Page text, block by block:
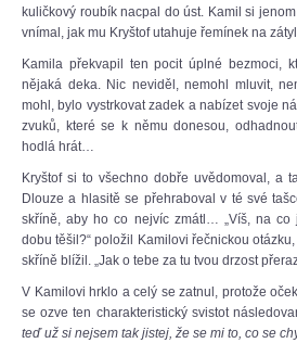
kuličkový roubík nacpal do úst. Kamil si
vnímal, jak mu Kryštof utahuje řemínek na
Kamila překvapil ten pocit úplné bezmoci,
nějaká deka. Nic neviděl, nemohl mluvit,
mohl, bylo vystrkovat zadek a nabízet svoje
zvuků, které se k němu donesou,
hodlá hrát…
Kryštof si to všechno dobře uvědomoval, a
Dlouze a hlasitě se přehraboval v té své
skříně, aby ho co nejvíc zmátl… „Víš, na co
dobu těšil?“ položil Kamilovi řečnickou
skříně blížil. „Jak o tebe za tu tvou drzost
V Kamilovi hrklo a celý se zatnul, protože
se ozve ten charakteristický svistot
teď už si nejsem tak jistej, že se mi to, co se